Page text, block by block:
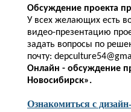
Обсуждение проекта
У всех желающих есть
видео-презентацию
задать вопросы по
почту:
Онлайн - обсуждение
Новосибирск».
Ознакомиться с